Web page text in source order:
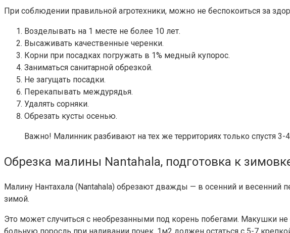
При соблюдении правильной агротехники, можно не беспокоиться за
Возделывать на 1 месте не более 10 лет.
Высаживать качественные черенки.
Корни при посадках погружать в 1% медный купорос.
Заниматься санитарной обрезкой.
Не загущать посадки.
Перекапывать междурядья.
Удалять сорняки.
Обрезать кусты осенью.
Важно! Малинник разбивают на тех же территориях только спустя 3-4
Обрезка малины Nantahala, подготовка к
Малину Нантахала (Nantahala) обрезают дважды — в осенний и весенний
зимой.
Это может случиться с необрезанными под корень побегами. Макушки